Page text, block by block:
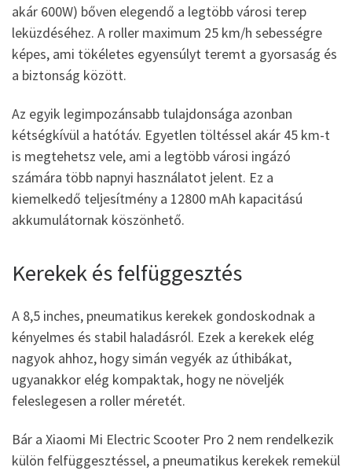
akár 600W) bőven elegendő a legtöbb városi terep
leküzdéséhez. A roller maximum 25 km/h sebességre
képes, ami tökéletes egyensúlyt teremt a gyorsaság és
a biztonság között.
Az egyik legimpozánsabb tulajdonsága azonban
kétségkívül a hatótáv. Egyetlen töltéssel akár 45 km-t
is megtehetsz vele, ami a legtöbb városi ingázó
számára több napnyi használatot jelent. Ez a
kiemelkedő teljesítmény a 12800 mAh kapacitású
akkumulátornak köszönhető.
Kerekek és felfüggesztés
A 8,5 inches, pneumatikus kerekek gondoskodnak a
kényelmes és stabil haladásról. Ezek a kerekek elég
nagyok ahhoz, hogy simán vegyék az úthibákat,
ugyanakkor elég kompaktak, hogy ne növeljék
feleslegesen a roller méretét.
Bár a Xiaomi Mi Electric Scooter Pro 2 nem rendelkezik
külön felfüggesztéssel, a pneumatikus kerekek remekül